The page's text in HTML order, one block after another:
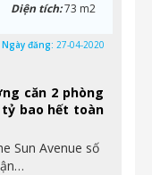
căn 2 phòng
tỷ bao hết toàn
Sun Avenue số
Diện tích:73 m2
Ngày đăng: 27-04-2020